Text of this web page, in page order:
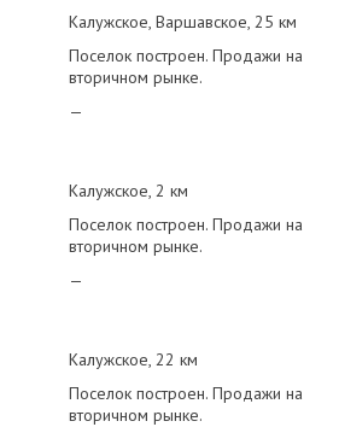
Калужское Варшавское 25 км
Поселок построен. Продажи на
вторичном рынке.
—
Калужское 2 км
Поселок построен. Продажи на
вторичном рынке.
—
Калужское 22 км
Поселок построен. Продажи на
вторичном рынке.